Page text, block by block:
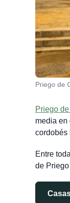
Priego de
Priego
media en
cordobés
Entre
de